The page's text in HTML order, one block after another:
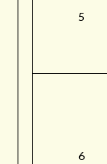
5
6